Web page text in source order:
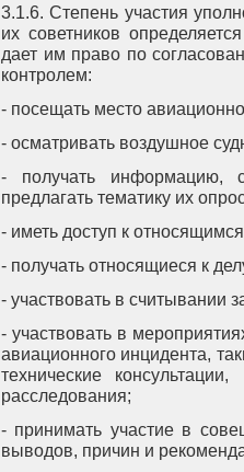
3.1.6. Степень участия
их советников
дает им право по
контролем:
- посещать место
- осматривать воздушное
- получать информацию,
предлагать тематику их
- иметь доступ к
- получать относящиеся к
- участвовать в считывании
- участвовать в
авиационного инцидента,
технические
расследования;
- принимать участие в
выводов, причин и